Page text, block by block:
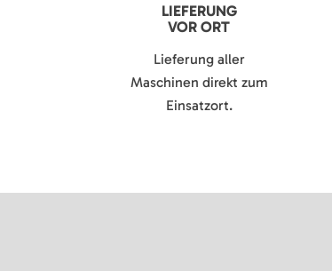
LIEFERUNG
VOR ORT
Lieferung aller
Maschinen direkt zum
Einsatzort.